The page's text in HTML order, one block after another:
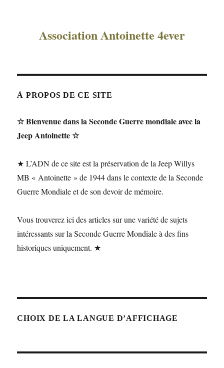
Association Antoinette 4ever
À PROPOS DE CE SITE
☆ Bienvenue dans la Seconde Guerre mondiale avec la
Jeep Antoinette ☆
★ L’ADN de ce site est la préservation de la Jeep Willys
MB « Antoinette » de 1944 dans le contexte de la Seconde
Guerre Mondiale et de son devoir de mémoire.
Vous trouverez ici des articles sur une variété de sujets
intéressants sur la Seconde Guerre Mondiale à des fins
historiques uniquement. ★
CHOIX DE LA LANGUE D’AFFICHAGE